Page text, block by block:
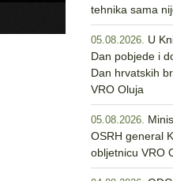
tehnika sama
05.08.2026. U
Dan pobjede i
Dan hrvatskih
VRO Oluja
05.08.2026.
OSRH general
obljetnicu VRO